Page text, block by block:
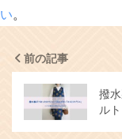
い。
前の記事
撥
ル